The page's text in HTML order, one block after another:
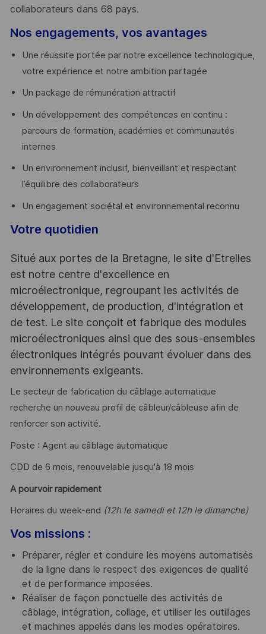
collaborateurs dans 68 pays.
Nos engagements, vos avantages
Une réussite portée par notre excellence technologique,
votre expérience et notre ambition partagée
Un package de rémunération attractif
Un développement des compétences en continu :
parcours de formation, académies et communautés
internes
Un environnement inclusif, bienveillant et respectant
l’équilibre des collaborateurs
Un engagement sociétal et environnemental reconnu
Votre quotidien
Situé aux portes de la Bretagne, le site d'Etrelles
est notre centre d'excellence en
microélectronique, regroupant les activités de
développement, de production, d'intégration et
de test. Le site conçoit et fabrique des modules
microélectroniques ainsi que des sous-ensembles
électroniques intégrés pouvant évoluer dans des
environnements exigeants.
Le secteur de fabrication du câblage automatique
recherche un nouveau profil de câbleur/câbleuse afin de
renforcer son activité.
Poste : Agent au câblage automatique
CDD de 6 mois, renouvelable jusqu'à 18 mois
A pourvoir rapidement
Horaires du week-end (12h le samedi et 12h le dimanche)
Vos missions :
Préparer, régler et conduire les moyens automatisés
de la ligne dans le respect des exigences de qualité
et de performance imposées.
Réaliser de façon ponctuelle des activités de
câblage, intégration, collage, et utiliser les outillages
et machines appelés dans les modes opératoires.